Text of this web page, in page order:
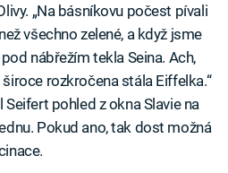
„Na básníkovu počest pívali
všechno zelené, a když jsme
nábřežím tekla Seina. Ach,
rozkročena stála Eiffelka.“
pohled z okna Slavie na
Pokud ano, tak dost možná